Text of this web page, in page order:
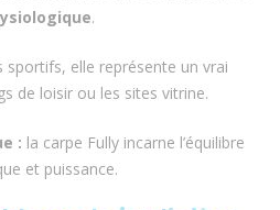
.
sportifs, elle représente un vrai
de loisir ou les sites vitrine.
: la carpe Fully incarne l’équilibre
et puissance.